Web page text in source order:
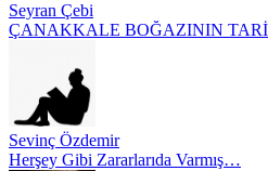
Seyran Çebi
ÇANAKKALE BOĞAZININ
Sevinç Özdemir
Herşey Gibi Zararlarıda Varmış…